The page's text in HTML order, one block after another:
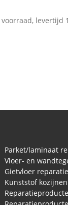
levertijd
Parket/laminaat
Vloer- en
Gietvloer
Kunststof